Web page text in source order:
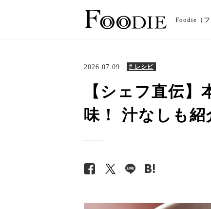
Foodie（
2026.07.09 # レシピ
【シェフ直伝
味！ 汁なしも紹